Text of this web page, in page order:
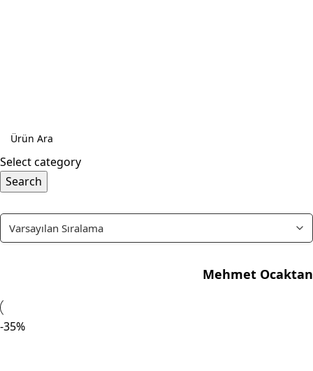
Select category
Search
Mehmet Ocaktan
-35%